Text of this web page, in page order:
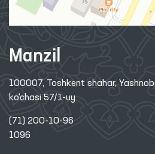
Manzil
100007, Toshkent shahar,
ko‘chasi 57/1-uy
(71) 200-10-96
1096